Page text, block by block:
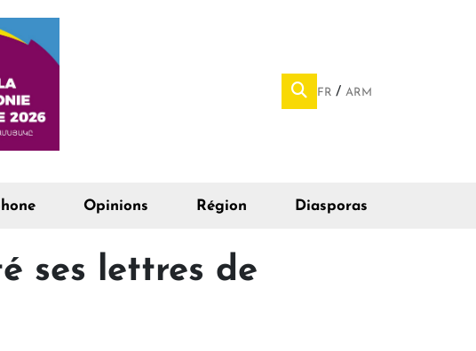
FR ARM
Opinions Région Diasporas
ses lettres de